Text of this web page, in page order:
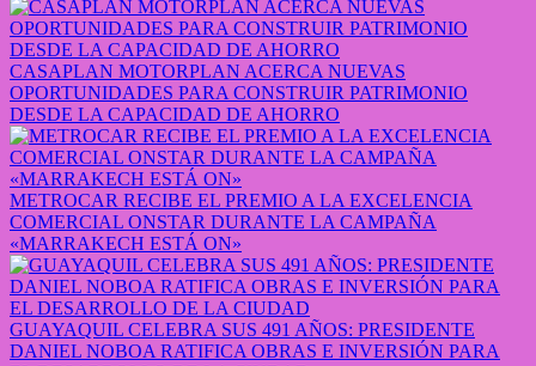
CASAPLAN MOTORPLAN ACERCA NUEVAS
OPORTUNIDADES PARA CONSTRUIR PATRIMONIO
DESDE LA CAPACIDAD DE AHORRO
METROCAR RECIBE EL PREMIO A LA EXCELENCIA
COMERCIAL ONSTAR DURANTE LA CAMPAÑA
«MARRAKECH ESTÁ ON»
GUAYAQUIL CELEBRA SUS 491 AÑOS: PRESIDENTE
DANIEL NOBOA RATIFICA OBRAS E INVERSIÓN PARA